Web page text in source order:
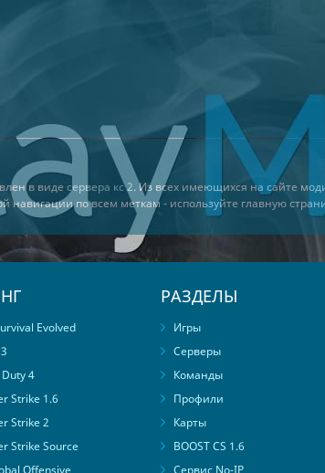
в виде сервера кс 2. Из всех имеющихся на сайте
навигации по всем меткам - используйте главную
Evolved
4
Strike 1.6
Strike 2
Strike Source
Offensive
РАЗДЕЛЫ
Игры
Серверы
Команды
Профили
Карты
BOOST CS 1.6
Сервис No-IP